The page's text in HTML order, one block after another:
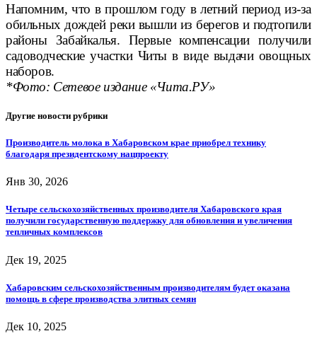
Напомним, что в прошлом году в летний период из-за
обильных дождей реки вышли из берегов и подтопили
районы Забайкалья. Первые компенсации получили
садоводческие участки Читы в виде выдачи овощных
наборов.
*Фото: Сетевое издание «Чита.РУ»
Другие новости рубрики
Производитель молока в Хабаровском крае приобрел технику
благодаря президентскому нацпроекту
Янв 30, 2026
Четыре сельскохозяйственных производителя Хабаровского края
получили государственную поддержку для обновления и увеличения
тепличных комплексов
Дек 19, 2025
Хабаровским сельскохозяйственным производителям будет оказана
помощь в сфере производства элитных семян
Дек 10, 2025